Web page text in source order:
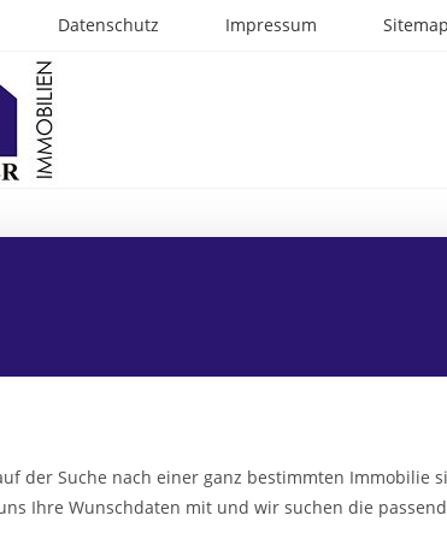
Datenschutz Impressum Sitemap
der Suche nach einer ganz bestimmten Immobilie
Ihre Wunschdaten mit und wir suchen die